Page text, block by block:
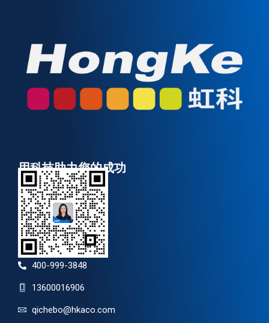
用科技助力您的成功
400-999-3848
13600016906
qichebo@hkaco.com